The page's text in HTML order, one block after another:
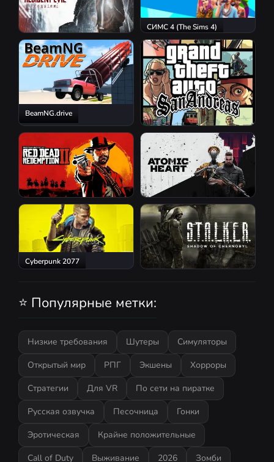
Resident Evil Requiem
СИМС 4 (The Sims 4)
BeamNG.drive
GTA San Andreas
Red Dead Redemption 2 Atomic Heart
Cyberpunk 2077
⭐ Популярные метки:
Низкие требования Шутеры
Симуляторы
Открытый мир
РПГ Экшены
Хорроры
Стратегии
Для VR
По сети на пиратке
Русская озвучка
Песочница
Гонки
Эротическая
Крайне положительные
Call of Duty
Выживание 2026
Зомби